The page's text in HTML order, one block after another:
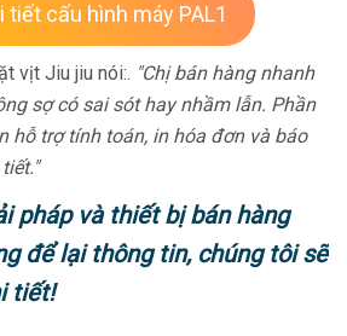
tiết cấu hình máy PAL1
vịt Jiu jiu nói:. "Chị bán hàng nhanh
sợ có sai sót hay nhầm lẫn. Phần
hỗ trợ tính toán, in hóa đơn và báo
pháp và thiết bị bán hàng
để lại thông tin, chúng tôi sẽ
tiết!